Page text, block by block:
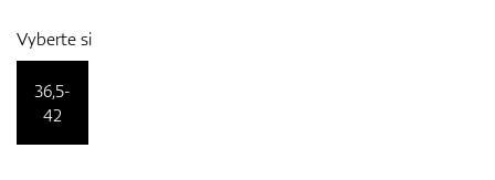
Vyberte si
36,5-
42